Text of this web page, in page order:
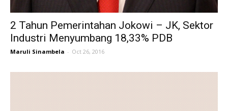
2 Tahun Pemerintahan Jokowi – JK, Sektor
Industri Menyumbang 18,33% PDB
Maruli Sinambela - Oct 26, 2016